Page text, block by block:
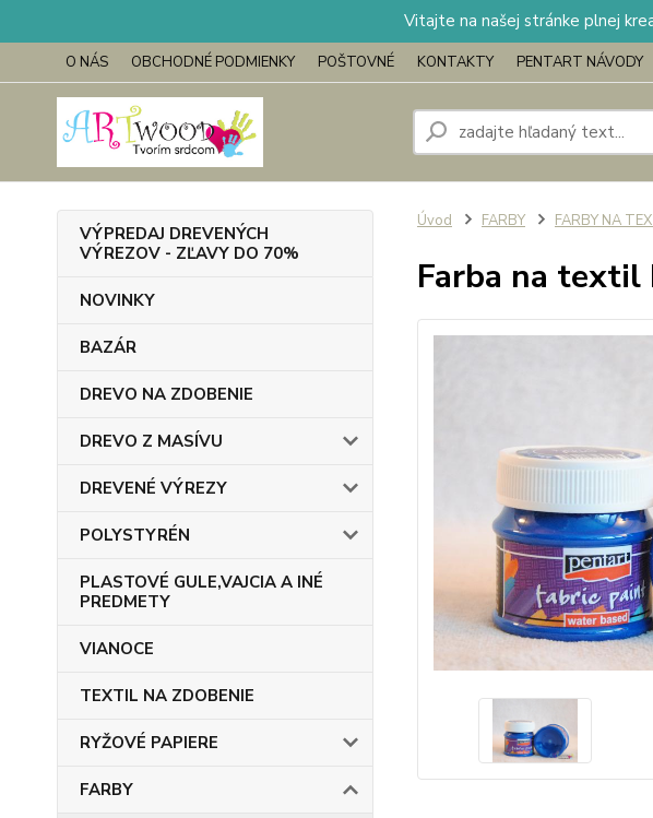
Vitajte na našej stránke plnej
O NÁS OBCHODNÉ PODMIENKY POŠTOVNÉ KONTAKTY PENTART NÁVODY
VÝPREDAJ DREVENÝCH
VÝREZOV - ZĽAVY DO 70%
NOVINKY
BAZÁR
DREVO NA ZDOBENIE
DREVO Z MASÍVU
DREVENÉ VÝREZY
POLYSTYRÉN
PLASTOVÉ GULE,VAJCIA A INÉ
PREDMETY
VIANOCE
TEXTIL NA ZDOBENIE
RYŽOVÉ PAPIERE
FARBY
Úvod FARBY FARBY NA
Farba na